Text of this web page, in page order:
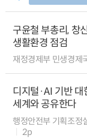
구윤철 부총리, 창
생활환경 점검
재정경제부 민생경제
디지털·AI 기반 대
세계와 공유한다
행정안전부 기획조정
2p